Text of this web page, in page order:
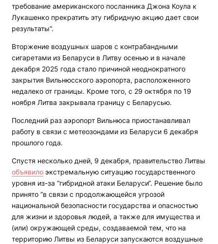
требование американского посланника Джона Коула к
Лукашенко прекратить эту гибридную акцию дает свои
результаты“.
Вторжение воздушных шаров с контрабандными
сигаретами из Беларуси в Литву осенью и в начале
декабря 2025 года стало причиной неоднократного
закрытия Вильнюсского аэропорта, расположенного
недалеко от границы. Кроме того, с 29 октября по 19
ноября Литва закрывала границу с Беларусью.
Последний раз аэропорт Вильнюса приостанавливал
работу в связи с метеозондами из Беларуси 6 декабря
прошлого года.
Спустя несколько дней, 9 декабря, правительство Литвы
объявило экстремальную ситуацию государственного
уровня из-за “гибридной атаки Беларуси“. Решение было
принято “в связи с продолжающейся угрозой
национальной безопасности государства и опасностью
для жизни и здоровья людей, а также для имущества и
(или) окружающей среды, создаваемой тем, что на
территорию Литвы из Беларуси запускаются воздушные